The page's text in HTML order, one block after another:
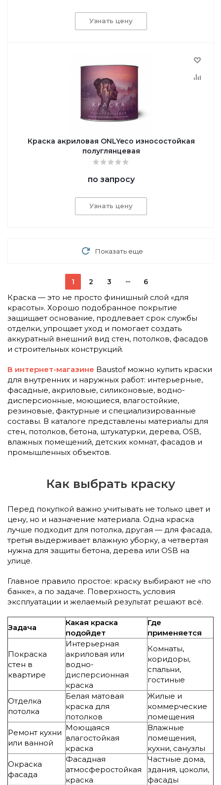
Узнать цену
Краска акриловая ONLYeco износостойкая
полуглянцевая
по запросу
Узнать цену
Показать еще
1 2 3 6
Краска — это не просто финишный слой «для
красоты». Хорошо подобранное покрытие
защищает основание, продлевает срок службы
отделки, упрощает уход и помогает создать
аккуратный внешний вид стен, потолков, фасадов
и строительных конструкций.
В интернет-магазине Baustof можно купить краски
для внутренних и наружных работ: интерьерные,
фасадные, акриловые, силиконовые, водно-
дисперсионные, моющиеся, влагостойкие,
резиновые, фактурные и специализированные
составы. В каталоге представлены материалы для
стен, потолков, бетона, штукатурки, дерева, OSB,
влажных помещений, детских комнат, фасадов и
промышленных объектов.
Как выбрать краску
Перед покупкой важно учитывать не только цвет и
цену, но и назначение материала. Одна краска
лучше подходит для потолка, другая — для фасада,
третья выдерживает влажную уборку, а четвертая
нужна для защиты бетона, дерева или OSB на
улице.
Главное правило простое: краску выбирают не «по
банке», а по задаче. Поверхность, условия
эксплуатации и желаемый результат решают всё.
Задача
Какая краска
подойдет
Где
применяется
Покраска
стен в
квартире
Интерьерная
акриловая или
водно-
дисперсионная
краска
Комнаты,
коридоры,
спальни,
гостиные
Отделка
потолка
Белая матовая
краска для
потолков
Жилые и
коммерческие
помещения
Ремонт кухни
или ванной
Моющаяся
влагостойкая
краска
Влажные
помещения,
кухни, санузлы
Окраска
фасада
Фасадная
атмосферостойкая
краска
Частные дома,
здания, цоколи,
фасады